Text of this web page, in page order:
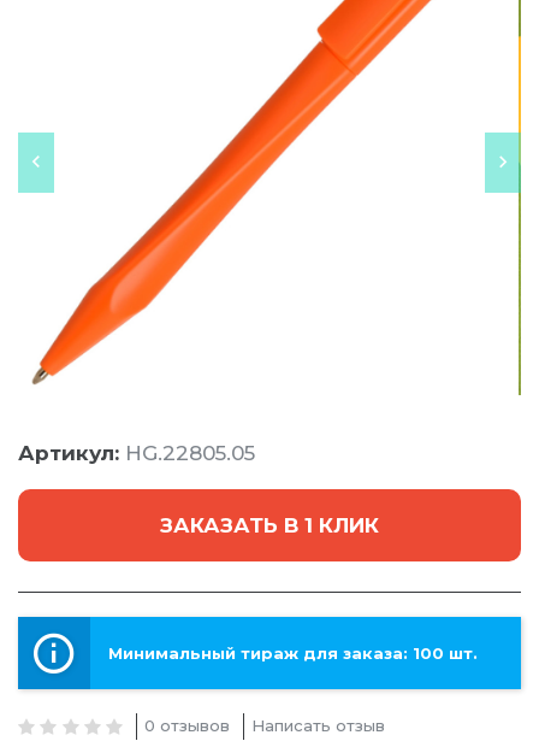
Артикул: HG.22805.05
ЗАКАЗАТЬ В 1 КЛИК
Минимальный тираж для заказа: 100 шт.
0 отзывов Написать отзыв